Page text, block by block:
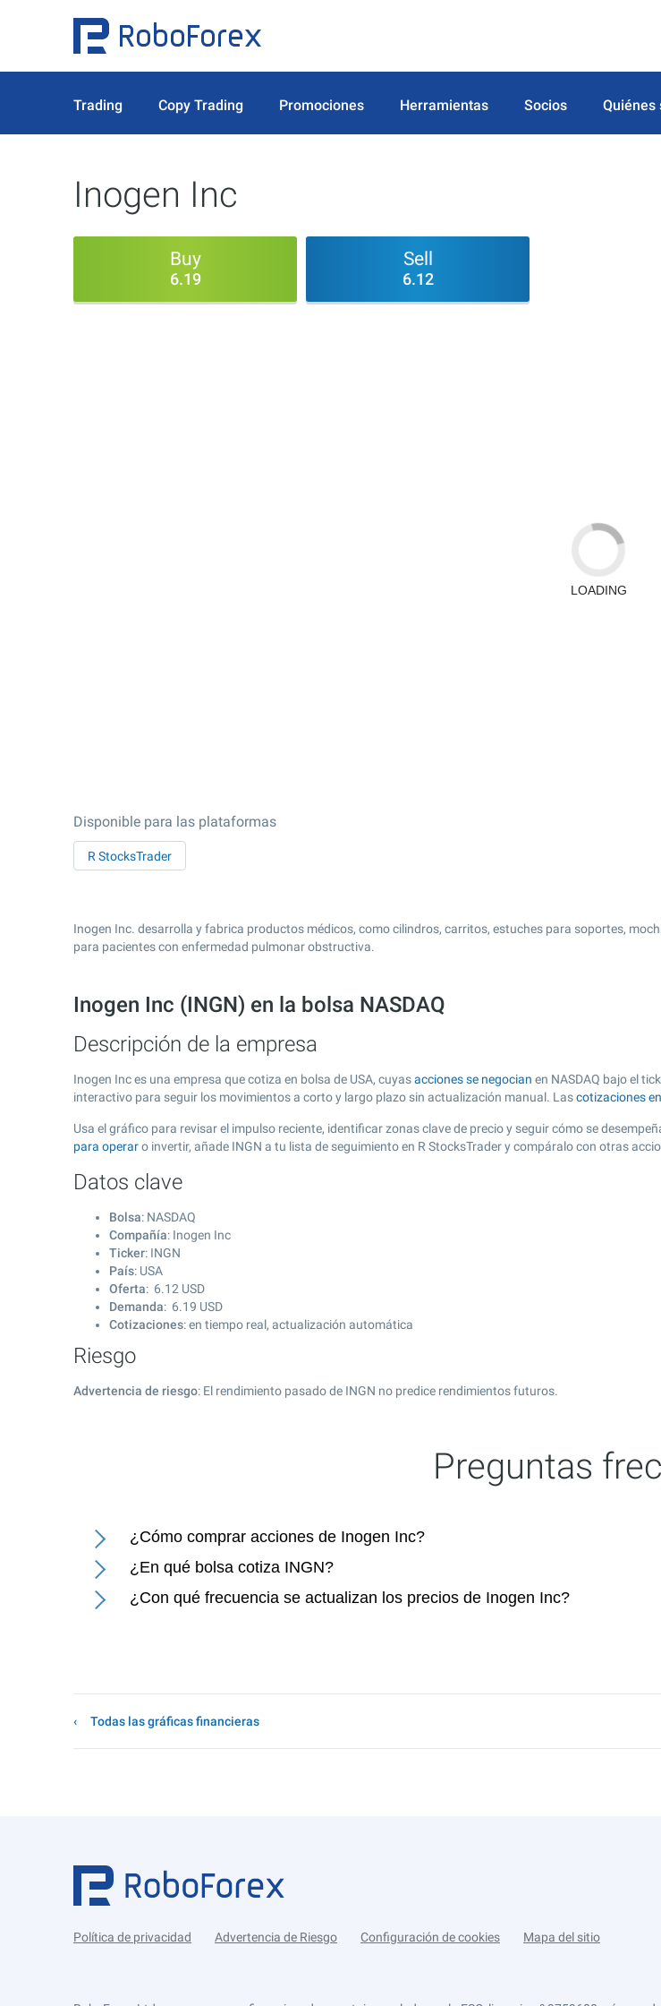
Trading Copy Trading Promociones Herramientas Socios Quiénes
Inogen Inc
Buy
6.19
Sell
6.12
Disponible para las plataformas
R StocksTrader
Inogen Inc. desarrolla y fabrica productos médicos, como cilindros, carritos, estuches para soportes,
para pacientes con enfermedad pulmonar obstructiva.
Inogen Inc (INGN) en la bolsa NASDAQ
Descripción de la empresa
Inogen Inc es una empresa que cotiza en bolsa de USA, cuyasacciones se negocian en NASDAQ bajo el
interactivo para seguir los movimientos a corto y largo plazo sin actualización manual. Lascotizaciones
Usa el gráfico para revisar el impulso reciente, identificar zonas clave de precio y seguir cómo se
para operaro invertir, añade INGN a tu lista de seguimiento en R StocksTrader y compáralo con otras
Datos clave
Bolsa: NASDAQ
Compañía: Inogen Inc
Ticker: INGN
País: USA
Oferta: 6.12 USD
Demanda: 6.19 USD
Cotizaciones: en tiempo real, actualización automática
Riesgo
Advertencia de riesgo: El rendimiento pasado de INGN no predice rendimientos futuros.
Preguntas
¿Cómo comprar acciones de Inogen Inc?
¿En qué bolsa cotiza INGN?
¿Con qué frecuencia se actualizan los precios de Inogen Inc?
Todas las gráficas financieras
Política de privacidad Advertencia de Riesgo Configuración de cookies Mapa del sitio